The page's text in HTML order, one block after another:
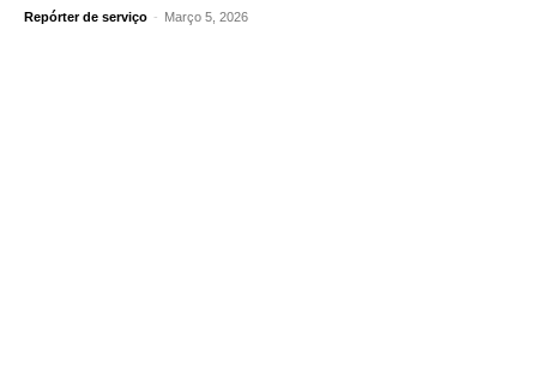
Repórter de serviço - Março 5, 2026